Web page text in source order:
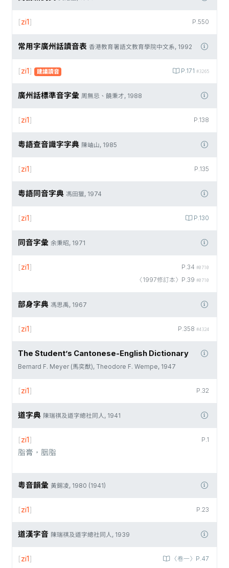
P.550
[zi1]
常用字廣州話讀音表 香港教育署語文教育學院中文系, 1992
P.171 #3265
[zi1] 建議讀音
廣州話標準音字彙 周無忌、饒秉才, 1988
P.138
[zi1]
粵語查音識字字典 陳岫山, 1985
P.135
[zi1]
粵語同音字典 馮田獵, 1974
P.130
[zi1]
同音字彙 余秉昭, 1971
P.34 #0710
〈1997修訂本〉P.39 #0710
[zi1]
部身字典 馮思禹, 1967
P.358 #4324
[zi1]
The Student’s Cantonese-English Dictionary
Bernard F. Meyer (馬奕猷), Theodore F. Wempe, 1947
P.32
[zi1]
道字典 陳瑞祺及道字總社同人, 1941
P.1
[zi1]
脂膏，胭脂
粵音韻彙 黃錫凌, 1980 (1941)
P.23
[zi1]
道漢字音 陳瑞祺及道字總社同人, 1939
〈卷一〉P.47
[zi1]